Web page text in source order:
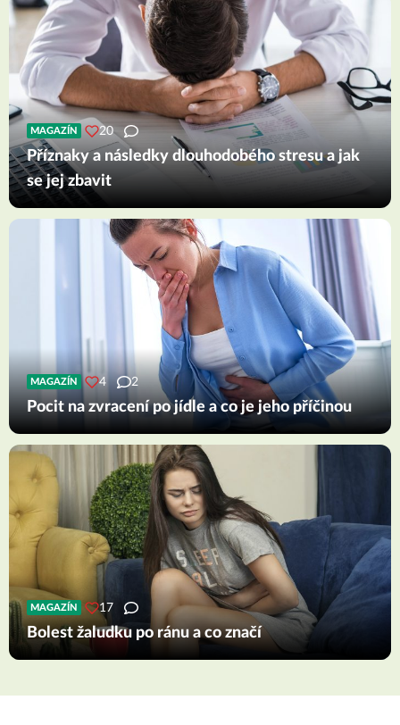
MAGAZÍN 20
Příznaky a následky dlouhodobého stresu a jak
se jej zbavit
MAGAZÍN 4 2
Pocit na zvracení po jídle a co je jeho příčinou
MAGAZÍN 17
Bolest žaludku po ránu a co značí